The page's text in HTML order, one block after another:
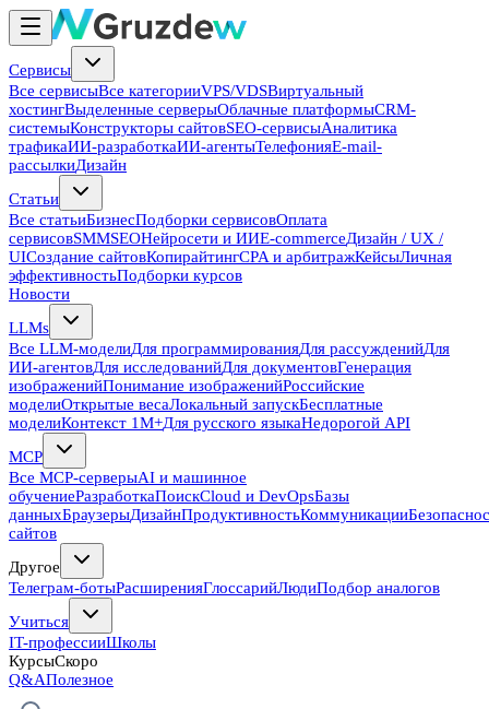
Сервисы
Все сервисыВсе категорииVPS/VDSВиртуальный
хостингВыделенные серверыОблачные платформыCRM-
системыКонструкторы сайтовSEO-сервисыАналитика
трафикаИИ-разработкаИИ-агентыТелефонияE-mail-
рассылкиДизайн
Статьи
Все статьиБизнесПодборки сервисовОплата
сервисовSMMSEOНейросети и ИИE-commerceДизайн / UX /
UIСоздание сайтовКопирайтингCPA и арбитражКейсыЛичная
эффективностьПодборки курсов
Новости
LLMs
Все LLM-моделиДля программированияДля рассужденийДля
ИИ-агентовДля исследованийДля документовГенерация
изображенийПонимание изображенийРоссийские
моделиОткрытые весаЛокальный запускБесплатные
моделиКонтекст 1M+Для русского языкаНедорогой API
MCP
Все MCP-серверыAI и машинное
обучениеРазработкаПоискCloud и DevOpsБазы
данныхБраузерыДизайнПродуктивностьКоммуникации
сайтов
Другое
Телеграм-ботыРасширенияГлоссарийЛюдиПодбор аналогов
Учиться
IT-профессииШколы
КурсыСкоро
Q&AПолезное